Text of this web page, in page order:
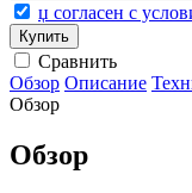
џ согласен с
Сравнить
Обзор Описание
Обзор
Обзор